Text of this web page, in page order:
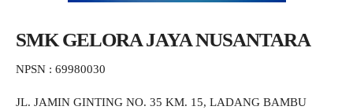
SMK GELORA JAYA NUSANTARA
NPSN : 69980030
JL. JAMIN GINTING NO. 35 KM. 15, LADANG BAMBU